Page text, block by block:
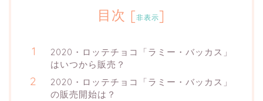
目次 [非表示]
2020・ロッテチョコ「ラミー・バッカス」
はいつから販売？
2020・ロッテチョコ「ラミー・バッカス」
の販売開始は？